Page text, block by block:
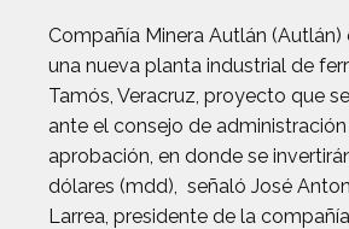
Compañía Minera Autlán (Autlán)
una nueva planta industrial de
Tamós, Veracruz, proyecto que
ante el consejo de
aprobación, en donde se
dólares (mdd), señaló José
Larrea, presidente de la